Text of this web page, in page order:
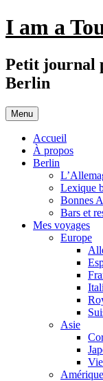
Aller
au
I am a
Petit journal
Berlin
Menu
Accueil
À propos
Berlin
Lexique
Bonnes
Bars et
Mes voyages
Europe
Asie